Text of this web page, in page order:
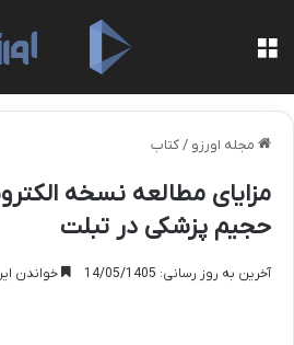
مجله اورزو /کتاب
مزایای مطالعه نسخه
حجیم پزشکی در تبلت
آخرین به روز رسانی: 14/05/1405 خواندن این مطلب 17